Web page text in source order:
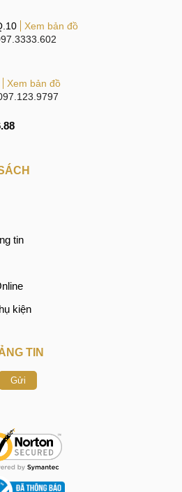
Xem bản đồ
Xem bản đồ
tin
kiện
TIN
Gửi